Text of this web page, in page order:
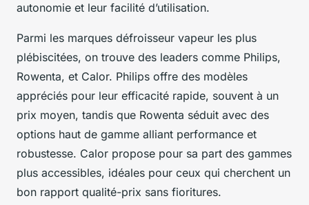
autonomie et leur facilité d’utilisation.
Parmi les marques défroisseur vapeur les plus
plébiscitées, on trouve des leaders comme Philips,
Rowenta, et Calor. Philips offre des modèles
appréciés pour leur efficacité rapide, souvent à un
prix moyen, tandis que Rowenta séduit avec des
options haut de gamme alliant performance et
robustesse. Calor propose pour sa part des gammes
plus accessibles, idéales pour ceux qui cherchent un
bon rapport qualité-prix sans fioritures.